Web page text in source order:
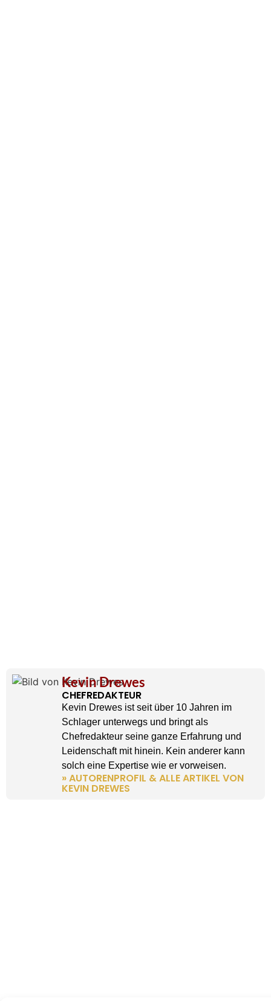
Kevin Drewes
CHEFREDAKTEUR
Kevin Drewes ist seit über 10 Jahren im
Schlager unterwegs und bringt als
Chefredakteur seine ganze Erfahrung und
Leidenschaft mit hinein. Kein anderer kann
solch eine Expertise wie er vorweisen.
» AUTORENPROFIL & ALLE ARTIKEL VON
KEVIN DREWES